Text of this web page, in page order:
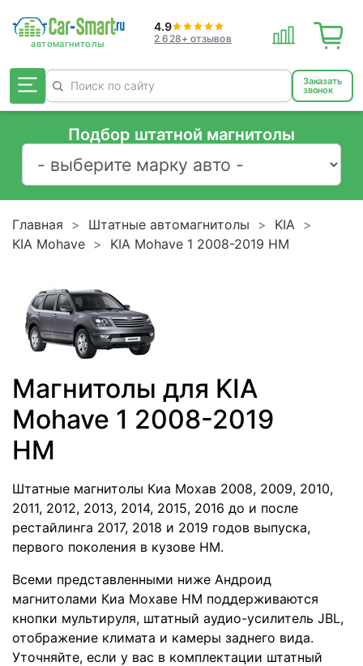
4.9
2 628+ отзывов
Заказать
звонок
Подбор штатной магнитолы
Главная Штатные автомагнитолы
KIA
KIA Mohave
KIA Mohave 1 2008-2019 HM
Магнитолы для KIA
Mohave 1 2008-2019
HM
Штатные магнитолы Киа Мохав 2008, 2009, 2010,
2011, 2012, 2013, 2014, 2015, 2016 до и после
рестайлинга 2017, 2018 и 2019 годов выпуска,
первого поколения в кузове НМ.
Всеми представленными ниже Андроид
магнитолами Киа Мохаве НМ поддерживаются
кнопки мультируля, штатный аудио-усилитель JBL,
отображение климата и камеры заднего вида.
Уточняйте, если у вас в комплектации штатный